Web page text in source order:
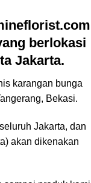
berlokasi
Jakarta.
karangan bunga
Bekasi.
Jakarta, dan
akan dikenakan